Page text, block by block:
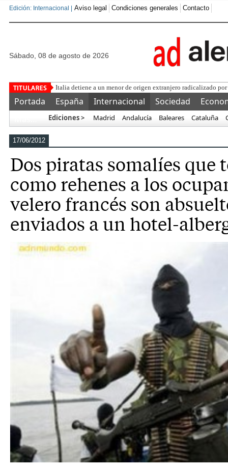
Edición: Internacional | Aviso legal Condiciones generales Contacto
sábado, 08 de agosto de 2026
Una asociaci
Portada España Internacional Sociedad
Ediciones > Madrid Andalucía Baleares Cataluña
17/06/2012
Dos piratas somalíes que
como rehenes a los
velero francés son
enviados a un hotel-